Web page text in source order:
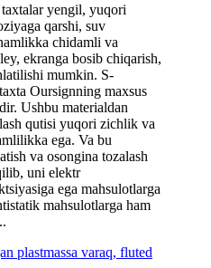
yengil, yuqori
qarshi, suv
chidamli va
ekranga bosib chiqarish,
mumkin. S-
Oursignning maxsus
Ushbu materialdan
qutisi yuqori zichlik va
ega. Va bu
va osongina tozalash
uni elektr
ega mahsulotlarga
mahsulotlarga ham